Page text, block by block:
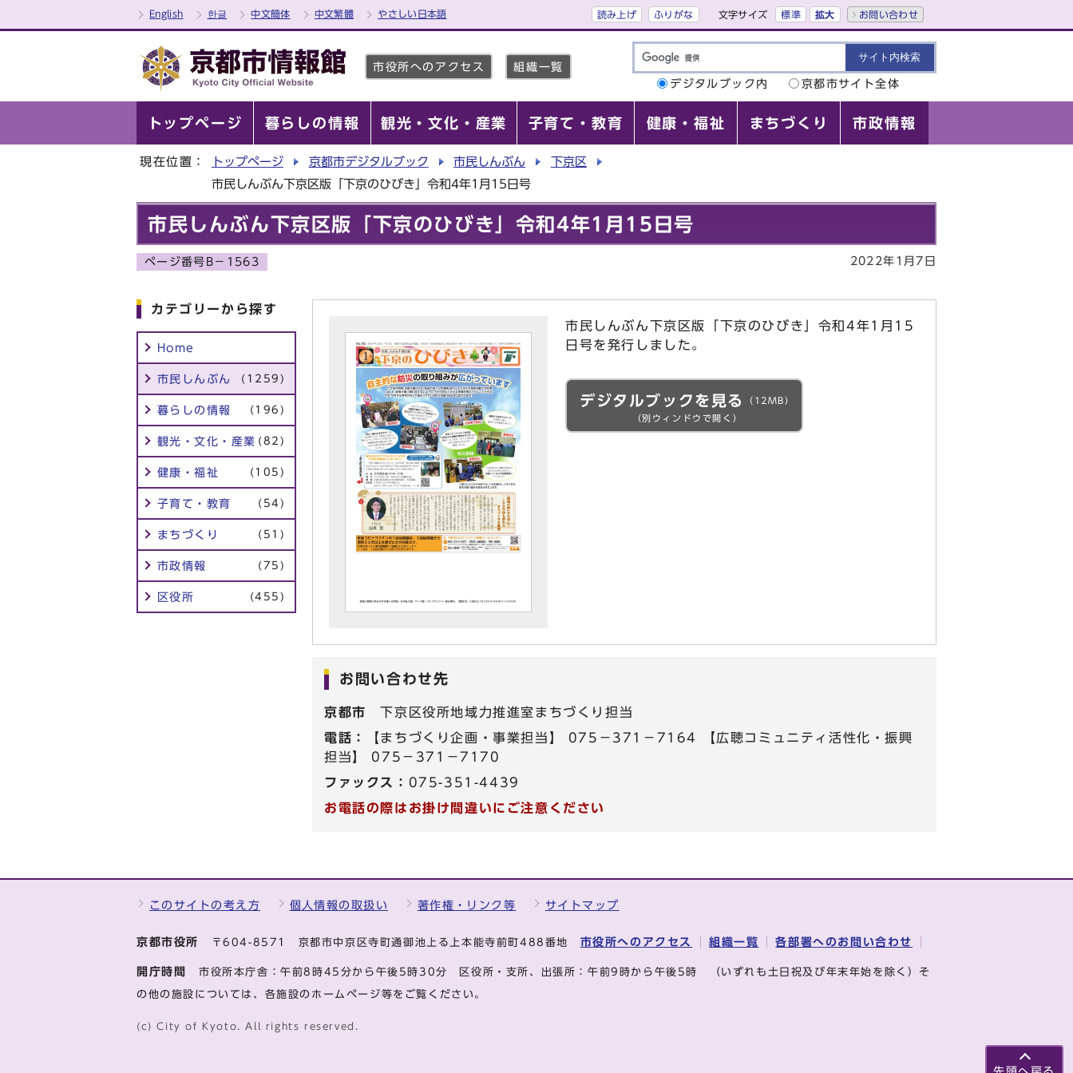
English 한글 中文簡体 中文繁體 やさしい日本語 読み上げ ふりがな 文字サイズ 標準 拡大 お問い合わせ
市役所へのアクセス
組織一覧
デジタルブック内
京都市サイト全体
トップページ 暮らしの情報 観光・文化・産業 子育て・教育 健康・福祉 まちづくり 市政情報
現在位置： トップページ 京都市デジタルブック 市民しんぶん
下京区
市民しんぶん下京区版「下京のひびき」令和4年1月15日号
市民しんぶん下京区版「下京のひびき」令和4年1月15日号
ページ番号B－1563 2022年1月7日
カテゴリーから探す
Home
市民しんぶん (1259)
暮らしの情報 (196)
観光・文化・産業 (82)
健康・福祉 (105)
子育て・教育 (54)
まちづくり (51)
市政情報 (75)
区役所 (455)
市民しんぶん下京区版「下京のひびき」令和4年1月15
日号を発行しました。
デジタルブックを見る
（12MB）
（別ウィンドウで開く）
お問い合わせ先
京都市
下京区役所地域力推進室まちづくり担当
電話：
【まちづくり企画・事業担当】 075－371－7164 【広聴コミュニティ活性化・振興
担当】 075－371－7170
ファックス： 075-351-4439
お電話の際はお掛け間違いにご注意ください
このサイトの考え方 個人情報の取扱い 著作権・リンク等 サイトマップ
京都市役所 〒604-8571 京都市中京区寺町通御池上る上本能寺前町488番地 市役所へのアクセス 組織一覧 各部署へのお問い合わせ
開庁時間 市役所本庁舎：午前8時45分から午後5時30分 区役所・支所、出張所：午前9時から午後5時 （いずれも土日祝及び年末年始を除く）そ
の他の施設については、各施設のホームページ等をご覧ください。
(c) City of Kyoto. All rights reserved.